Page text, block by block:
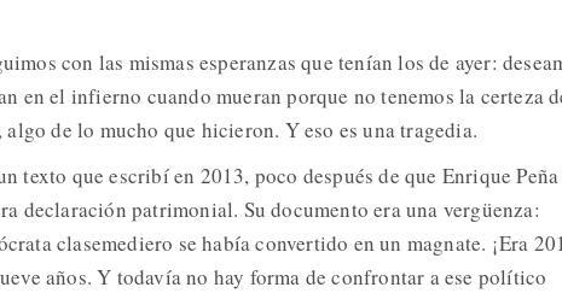
con las mismas esperanzas que tenían los de ayer:
en el infierno cuando mueran porque no tenemos la certeza
algo de lo mucho que hicieron. Y eso es una tragedia.
texto que escribí en 2013, poco después de que Enrique Peña
declaración patrimonial. Su documento era una vergüenza:
clasemediero se había convertido en un magnate. ¡Era
años. Y todavía no hay forma de confrontar a ese político